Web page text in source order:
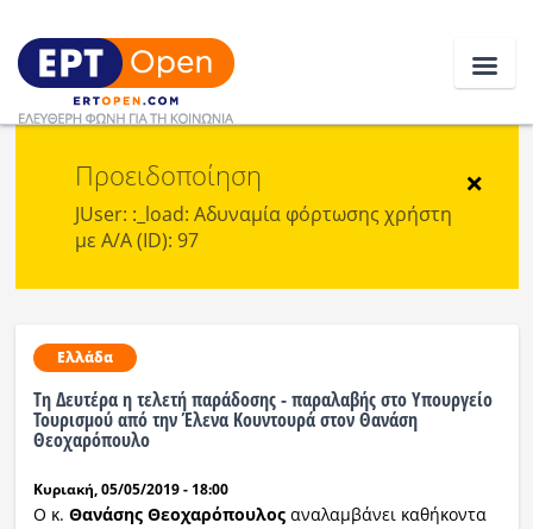
Ειδήσεις
Ελλάδα
Πολιτική
Οικονομία
Αθλητικά
Κόσμος
×
Προειδοποίηση
JUser: :_load: Αδυναμία φόρτωσης χρήστη
με Α/Α (ID): 97
Ελλάδα
Τη Δευτέρα η τελετή παράδοσης - παραλαβής στο Υπουργείο
Τουρισμού από την Έλενα Κουντουρά στον Θανάση
Θεοχαρόπουλο
Κυριακή, 05/05/2019 - 18:00
Ο κ. Θανάσης Θεοχαρόπουλοςαναλαμβάνει καθήκοντα